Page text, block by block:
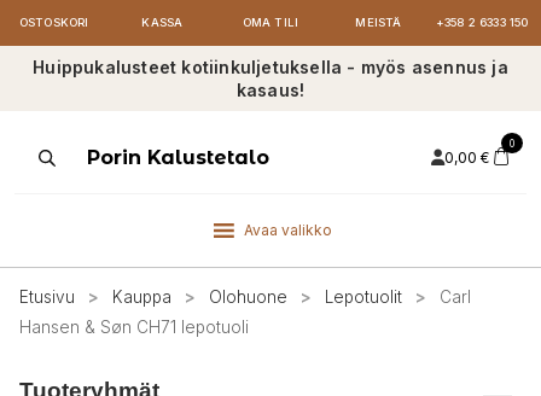
OSTOSKORI KASSA OMA TILI MEISTÄ +358 2 6333 150
Huippukalusteet kotiinkuljetuksella - myös asennus ja
kasaus!
ProductsPorin Kalustetalo 0,00 €
0
Avaa valikko
Etusivu > Kauppa > Olohuone > Lepotuolit >
Carl
Hansen & Søn CH71 lepotuoli
Tuoteryhmät